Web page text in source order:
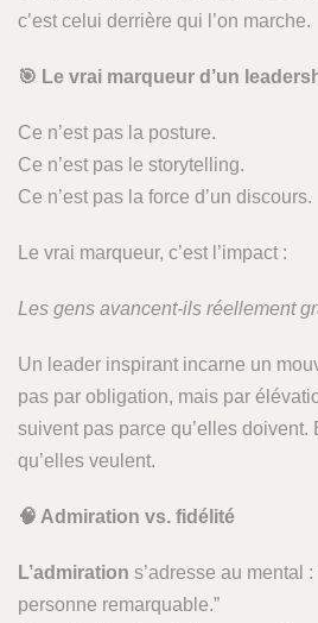
c’est celui derrière qui l’on marche.
🎯 Le vrai marqueur d’un
Ce n’est pas la posture.
Ce n’est pas le storytelling.
Ce n’est pas la force d’un discours.
Le vrai marqueur, c’est l’impact :
Les gens avancent-ils réellement
Un leader inspirant incarne un
pas par obligation, mais par
suivent pas parce qu’elles doivent.
qu’elles veulent.
🧠 Admiration vs. fidélité
L’admiration s’adresse au mental :
personne remarquable.”